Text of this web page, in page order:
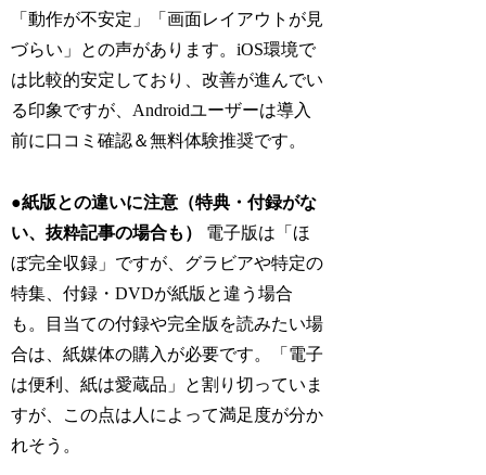
「動作が不安定」「画面レイアウトが見
づらい」との声があります。iOS環境で
は比較的安定しており、改善が進んでい
る印象ですが、Androidユーザーは導入
前に口コミ確認＆無料体験推奨です。
●紙版との違いに注意（特典・付録がな
い、抜粋記事の場合も）
電子版は「ほ
ぼ完全収録」ですが、グラビアや特定の
特集、付録・DVDが紙版と違う場合
も。目当ての付録や完全版を読みたい場
合は、紙媒体の購入が必要です。「電子
は便利、紙は愛蔵品」と割り切っていま
すが、この点は人によって満足度が分か
れそう。